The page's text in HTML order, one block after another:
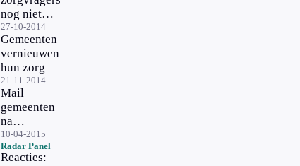
nog niet
geïnformeerd
door
gemeente
27-10-2014
Gemeenten
vernieuwen
hun zorg
21-11-2014
Mail
gemeenten
na
zorgvraag
vaak
10-04-2015
Radar Panel
Reacties: